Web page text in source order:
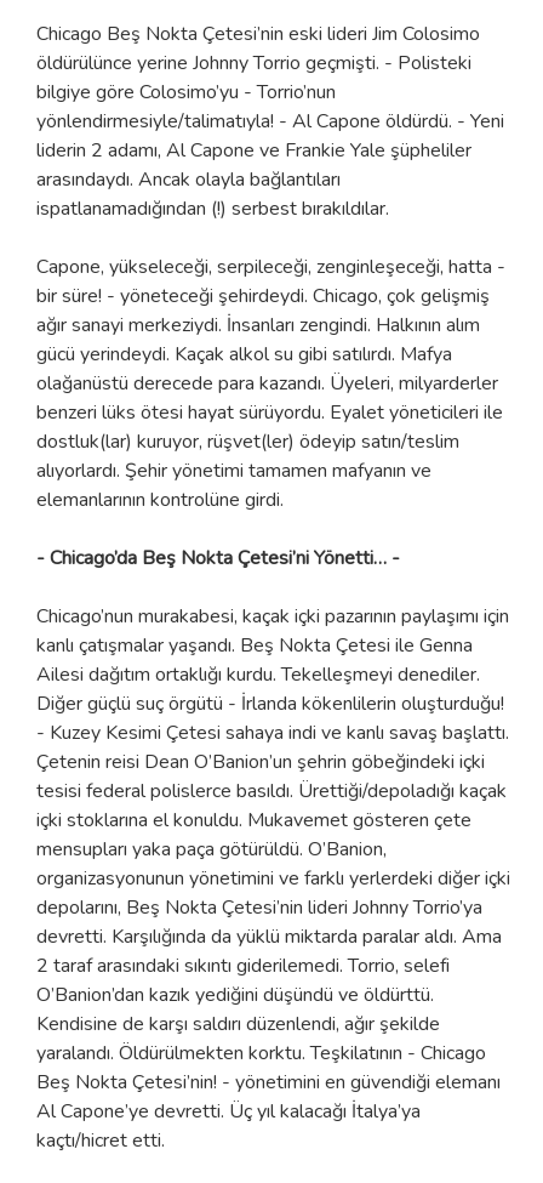
Chicago Beş Nokta Çetesi’nin eski lideri Jim Colosimo
öldürülünce yerine Johnny Torrio geçmişti. - Polisteki
bilgiye göre Colosimo’yu - Torrio’nun
yönlendirmesiyle/talimatıyla! - Al Capone öldürdü. - Yeni
liderin 2 adamı, Al Capone ve Frankie Yale şüpheliler
arasındaydı. Ancak olayla bağlantıları
ispatlanamadığından (!) serbest bırakıldılar.
Capone, yükseleceği, serpileceği, zenginleşeceği, hatta -
bir süre! - yöneteceği şehirdeydi. Chicago, çok gelişmiş
ağır sanayi merkeziydi. İnsanları zengindi. Halkının alım
gücü yerindeydi. Kaçak alkol su gibi satılırdı. Mafya
olağanüstü derecede para kazandı. Üyeleri, milyarderler
benzeri lüks ötesi hayat sürüyordu. Eyalet yöneticileri ile
dostluk(lar) kuruyor, rüşvet(ler) ödeyip satın/teslim
alıyorlardı. Şehir yönetimi tamamen mafyanın ve
elemanlarının kontrolüne girdi.
- Chicago’da Beş Nokta Çetesi’ni Yönetti… -
Chicago’nun murakabesi, kaçak içki pazarının paylaşımı için
kanlı çatışmalar yaşandı. Beş Nokta Çetesi ile Genna
Ailesi dağıtım ortaklığı kurdu. Tekelleşmeyi denediler.
Diğer güçlü suç örgütü - İrlanda kökenlilerin oluşturduğu!
- Kuzey Kesimi Çetesi sahaya indi ve kanlı savaş başlattı.
Çetenin reisi Dean O’Banion’un şehrin göbeğindeki içki
tesisi federal polislerce basıldı. Ürettiği/depoladığı kaçak
içki stoklarına el konuldu. Mukavemet gösteren çete
mensupları yaka paça götürüldü. O’Banion,
organizasyonunun yönetimini ve farklı yerlerdeki diğer içki
depolarını, Beş Nokta Çetesi’nin lideri Johnny Torrio’ya
devretti. Karşılığında da yüklü miktarda paralar aldı. Ama
2 taraf arasındaki sıkıntı giderilemedi. Torrio, selefi
O’Banion’dan kazık yediğini düşündü ve öldürttü.
Kendisine de karşı saldırı düzenlendi, ağır şekilde
yaralandı. Öldürülmekten korktu. Teşkilatının - Chicago
Beş Nokta Çetesi’nin! - yönetimini en güvendiği elemanı
Al Capone’ye devretti. Üç yıl kalacağı İtalya’ya
kaçtı/hicret etti.